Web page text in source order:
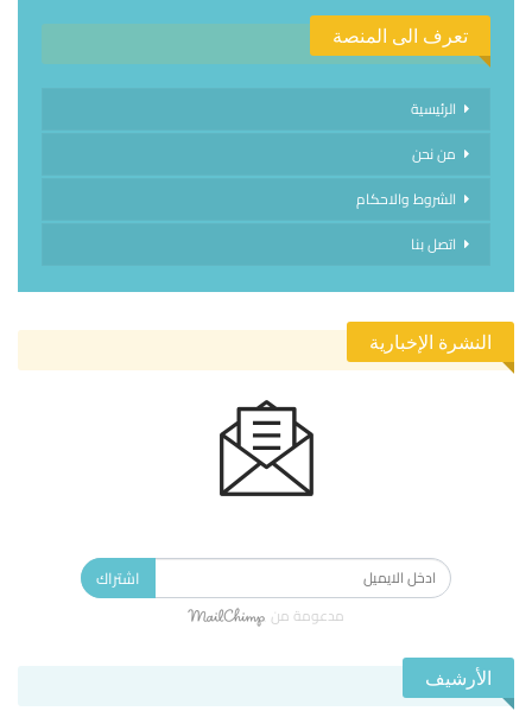
تعرف الى المنصة
الرئيسية
من نحن
الشروط والاحكام
اتصل بنا
النشرة الإخبارية
اشتراك
مدعومة من
الأرشيف